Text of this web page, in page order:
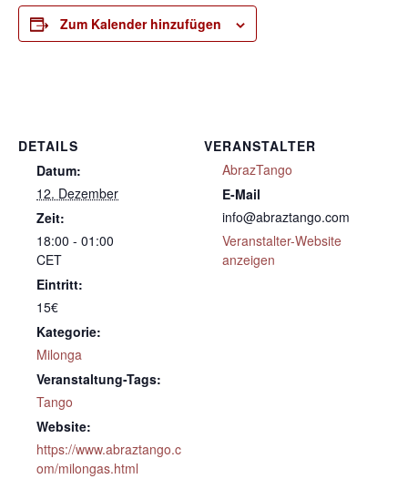
Zum Kalender hinzufügen
DETAILS
Datum:
12. Dezember
Zeit:
18:00 - 01:00
CET
Eintritt:
15€
Kategorie:
Milonga
Veranstaltung-Tags:
Tango
Website:
https://www.abraztango.c
om/milongas.html
VERANSTALTER
AbrazTango
E-Mail
info@abraztango.com
Veranstalter-Website
anzeigen